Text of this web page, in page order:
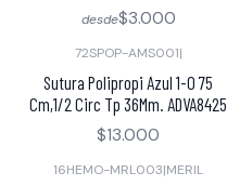
desde$3.000
72SPOP-AMS001|
Sutura Polipropi Azul 1-0 75
Cm,1/2 Circ Tp 36Mm. ADVA8425
$13.000
16HEMO-MRL003|MERIL